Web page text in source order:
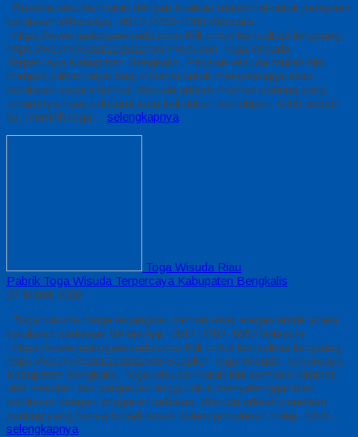
Busana wisuda murah dengan kualitas maksimal untuk perayaan
kelulusan WhatsApp: 0812-2282-1060 Wibesite
: https://www.jualtogawisuda.com Klik untuk konsultasi langsung:
https://wa.me/6281222821060 Produsen Toga Wisuda
Terpercaya Kabupaten Bengkalis, Pakaian wisuda murah kini
menjadi pilihan tepat bagi instansi untuk menyelenggarakan
kelulusan secara hemat. Wisuda adalah momen penting yang
umumnya hanya dialami satu kali dalam kehidupan. Oleh sebab
itu, memilih toga… selengkapnya
Toga Wisuda Riau
Pabrik Toga Wisuda Terpercaya Kabupaten Bengkalis
27 Maret 2026
Toga wisuda harga terjangkau namun tetap elegan untuk acara
kelulusan berkesan WhatsApp: 0812-2282-1060 Wibesite
: https://www.jualtogawisuda.com Klik untuk konsultasi langsung:
https://wa.me/6281222821060 Supplier Toga Wisuda Terpercaya
Kabupaten Bengkalis, Toga wisuda murah kini semakin diminati
oleh sekolah dan perguruan tinggi untuk menyelenggarakan
kelulusan dengan anggaran terbatas. Wisuda adalah peristiwa
penting yang hanya terjadi sekali dalam perjalanan hidup. Oleh…
selengkapnya